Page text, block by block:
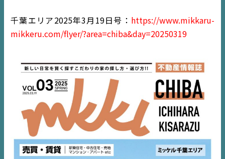
EVENT
市原エリア
エリア
内房 エリア
デジタルサイネージ
不動産一括査定
千葉エリア2025年3月19日号： https://www.mikkaru-
mikkeru.com/flyer/?area=chiba&day=20250319